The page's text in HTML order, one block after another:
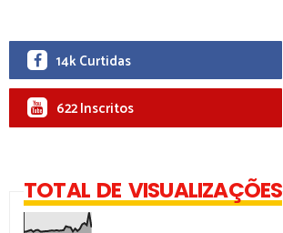
14k Curtidas
622 Inscritos
TOTAL DE VISUALIZAÇÕES